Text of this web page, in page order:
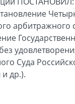
арбитражного
Суда
др.).